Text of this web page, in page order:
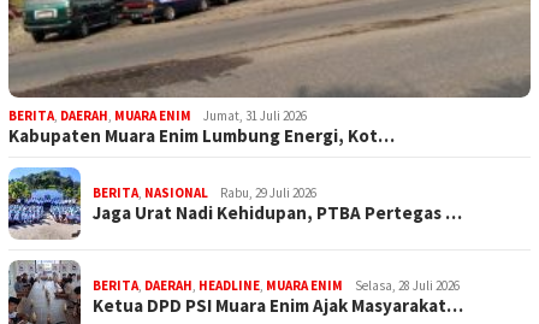
BERITA DAERAH MUARA ENIM Jumat, 31 Juli 2026
Kabupaten Muara Enim Lumbung Energi, Kot…
BERITA NASIONAL Rabu, 29 Juli 2026
Jaga Urat Nadi Kehidupan, PTBA Pertegas …
BERITA DAERAH HEADLINE MUARA ENIM Selasa, 28 Juli 2026
Ketua DPD PSI Muara Enim Ajak Masyarakat…